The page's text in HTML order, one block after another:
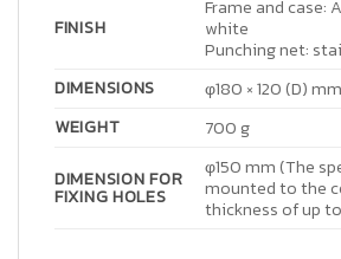
FINISH
Frame and case:
white
Punching net:
DIMENSIONS
φ180 × 120 (D) mm
WEIGHT
700 g
DIMENSION FOR
FIXING HOLES
φ150 mm (The
mounted to the
thickness of up